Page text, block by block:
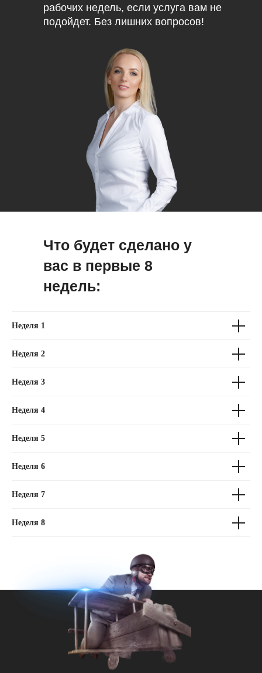
рабочих недель, если услуга вам не
подойдет. Без лишних вопросов!
Что будет сделано у
вас в первые 8
недель:
Неделя 1
Неделя 2
Неделя 3
Неделя 4
Неделя 5
Неделя 6
Неделя 7
Неделя 8